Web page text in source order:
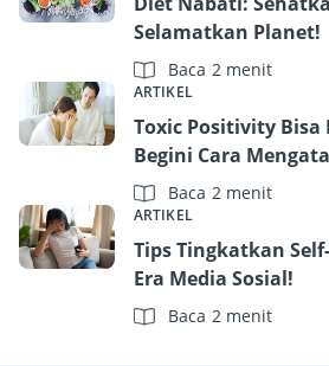
Selamatkan Planet!
Baca 2 menit
ARTIKEL
Toxic Positivity Bisa
Begini Cara
Baca 2 menit
ARTIKEL
Tips Tingkatkan
Era Media Sosial!
Baca 2 menit